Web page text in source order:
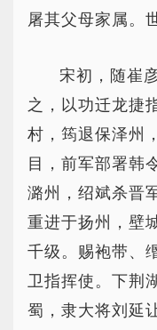
屠其父母家属。
宋初，随崔
之，以功迁龙捷
村，筠退保泽州
目，前军部署韩
潞州，绍斌杀晋
重进于扬州，壁
千级。赐袍带、
卫指挥使。下荆
蜀，隶大将刘延